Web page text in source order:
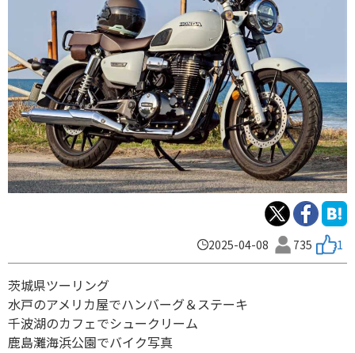
2025-04-08 735 1
茨城県ツーリング
水戸のアメリカ屋でハンバーグ＆ステーキ
千波湖のカフェでシュークリーム
鹿島灘海浜公園でバイク写真